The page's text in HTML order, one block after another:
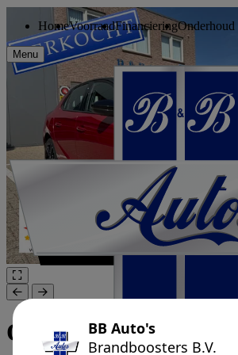
HomeVoorraadFinancieringOnderhoud
Menu
Opel Corsa